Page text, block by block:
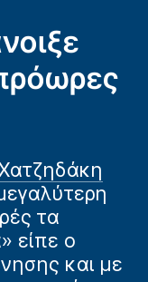
τα
είπε ο
και με